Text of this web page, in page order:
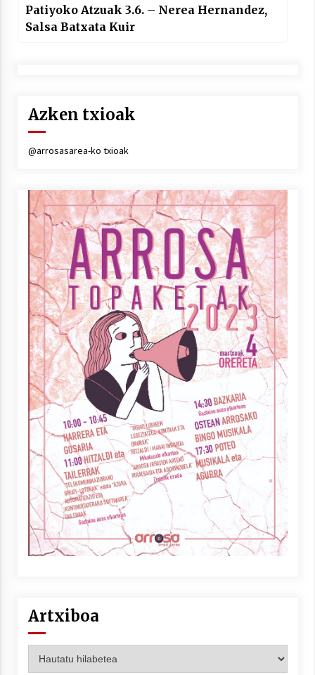
Patiyoko Atzuak 3.6. – Nerea Hernandez,
Salsa Batxata Kuir
Azken txioak
@arrosasarea-ko txioak
Artxiboa